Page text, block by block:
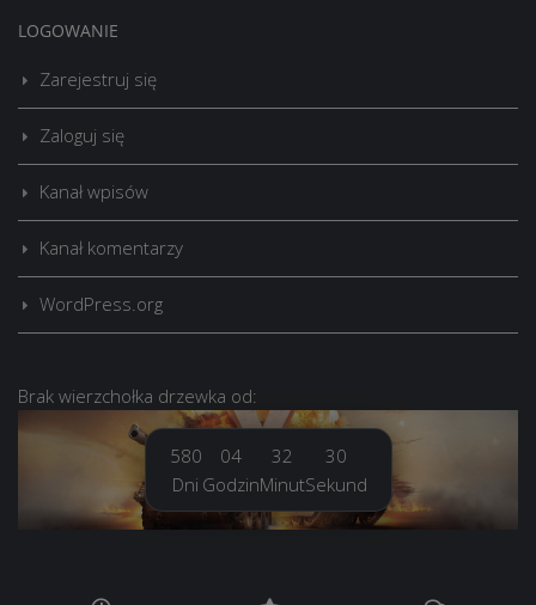
LOGOWANIE
Zarejestruj się
Zaloguj się
Kanał wpisów
Kanał komentarzy
WordPress.org
Brak wierzchołka drzewka od:
580
Dni
04
Godzin
32
Minut
31
Sekund